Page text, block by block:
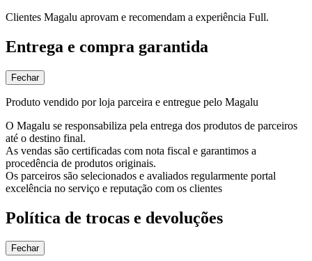
Clientes Magalu aprovam e recomendam a experiência Full.
Entrega e compra garantida
Fechar
Produto vendido por loja parceira e entregue pelo Magalu
O Magalu se responsabiliza pela entrega dos produtos de parceiros
até o destino final.
As vendas são certificadas com nota fiscal e garantimos a
procedência de produtos originais.
Os parceiros são selecionados e avaliados regularmente portal
excelência no serviço e reputação com os clientes
Política de trocas e devoluções
Fechar